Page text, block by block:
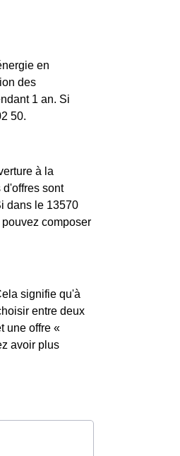
en
des
1 an. Si
50.
à la
sont
dans le 13570
composer
signifie qu'à
entre deux
une offre «
avoir plus